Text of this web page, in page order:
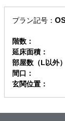
プラン記号：
階数：
延床面積：
部屋数 （L以外
間口：
玄関位置：